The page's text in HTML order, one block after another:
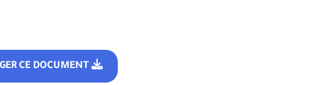
CE DOCUMENT